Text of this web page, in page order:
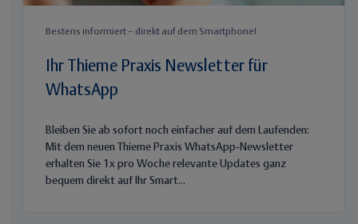
Bestens informiert – direkt auf dem Smartphone!
Ihr Thieme Praxis Newsletter für
WhatsApp
Bleiben Sie ab sofort noch einfacher auf dem Laufenden:
Mit dem neuen Thieme Praxis WhatsApp‑Newsletter
erhalten Sie 1x pro Woche relevante Updates ganz
bequem direkt auf Ihr Smart...